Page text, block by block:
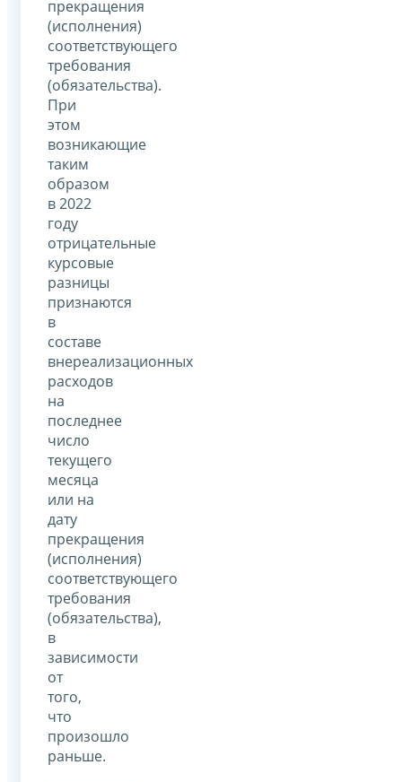
прекращения
(исполнения)
соответствующего
требования
(обязательства).
При
этом
возникающие
таким
образом
в 2022
году
отрицательные
курсовые
разницы
признаются
в
составе
внереализационных
расходов
на
последнее
число
текущего
месяца
или на
дату
прекращения
(исполнения)
соответствующего
требования
(обязательства),
в
зависимости
от
того,
что
произошло
раньше.